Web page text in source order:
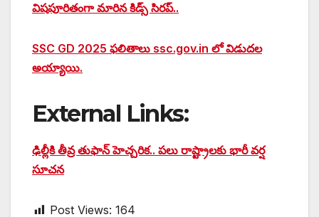
విషపూరితంగా మారిన కిడ్స్ సిరప్..
SSC GD 2025 ఫలితాలు ssc.gov.in లో విడుదల
అయ్యాయి.
External Links:
ఢిల్లీకి తీవ్ర తుఫాన్ హెచ్చరిక.. పలు రాష్ట్రాలకు భారీ వర్ష
సూచన
Post Views: 164